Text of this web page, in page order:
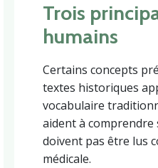
Trois
humains
Certains concepts
textes historiques
vocabulaire
aident à
doivent pas être lus
médicale.